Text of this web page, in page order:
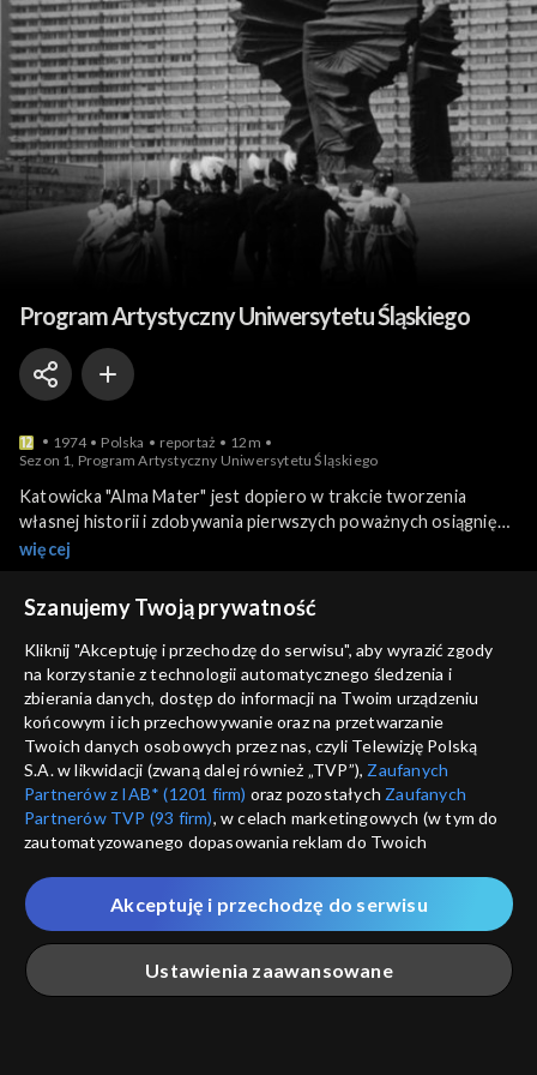
Nauka, szkoły i uczelnie
Program Artystyczny Uniwersytetu Śląskiego
1974 Polska reportaż
12m
Sezon 1, Program Artystyczny Uniwersytetu Śląskiego
Katowicka "Alma Mater" jest dopiero w trakcie tworzenia
własnej historii i zdobywania pierwszych poważnych osiągnięć,
ale jej studenci podejmują oryginalne inicjatywy, które daleko
pieniędzy na szczytne cele. Program artystyczny studenckiego
Zespołu Pieśni i Tańca Katowice oraz Chóru filii Uniwersytetu
Śląskiego w Cieszynie Harmonia jest odbiciem upodobań ludzi
tego regionu. To także forma wypoczynku i zabawy studentów.
Fragmenty występów zespołu w regionalnych strojach poza
murami uczelni oraz występ chóru w regionalnym repertuarze
ludowym. Na koniec spektakularne przejście studentów ulicami
Katowic i występ zespołu wraz z zespołem wokalno -
instrumentalnym PWSM Chorus na placu przed Spodkiem.
więcej
Napisy: Polski
Sezony i odcinki
Wybierz
Odcinki
Rekomendowane dla Ciebie
Szanujemy Twoją prywatność
Kliknij "Akceptuję i przechodzę do serwisu", aby wyrazić zgody
na korzystanie z technologii automatycznego śledzenia i
zbierania danych, dostęp do informacji na Twoim urządzeniu
końcowym i ich przechowywanie oraz na przetwarzanie
Twoich danych osobowych przez nas, czyli Telewizję Polską
S.A. w likwidacji (zwaną dalej również „TVP”), Zaufanych
Partnerów z IAB* (1201 firm) oraz pozostałych Zaufanych
Partnerów TVP (93 firm), w celach marketingowych (w tym do
zautomatyzowanego dopasowania reklam do Twoich
które wskazujemy poniżej, a także zgody na udostępnianie
przez nas identyfikatora PPID do Google.
Twoje dane osobowe zbierane podczas odwiedzania przez
Ciebie naszych
poszczególnych serwisówzwanych dalej
„Portalem”, w tym informacje zapisywane za pomocą
Ustawienia zaawansowane
Akceptuję i przechodzę do serwisu